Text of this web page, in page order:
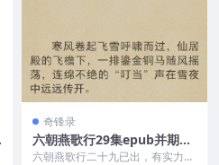
奇锋录
六朝燕歌行29集epub并期待
下载六朝三十集
六朝燕歌行二十九已出，有实力的